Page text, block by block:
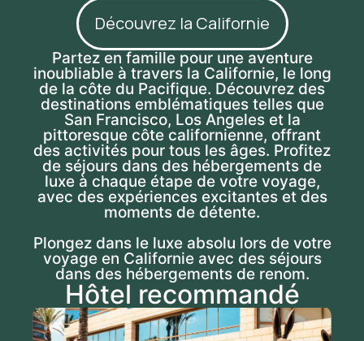
Découvrez la Californie
Partez en famille pour une aventure
inoubliable à travers la Californie, le long
de la côte du Pacifique. Découvrez des
destinations emblématiques telles que
San Francisco, Los Angeles et la
pittoresque côte californienne, offrant
des activités pour tous les âges. Profitez
de séjours dans des hébergements de
luxe à chaque étape de votre voyage,
avec des expériences excitantes et des
moments de détente.
Plongez dans le luxe absolu lors de votre
voyage en Californie avec des séjours
dans des hébergements de renom.
Hôtel recommandé